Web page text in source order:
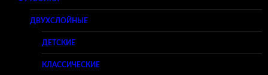
ДВУХСЛОЙНЫЕ
ДЕТСКИЕ
КЛАССИЧЕСКИЕ